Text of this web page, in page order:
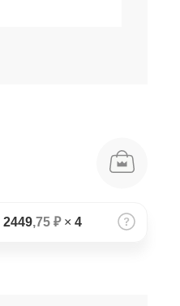
2449,75 ₽× 4